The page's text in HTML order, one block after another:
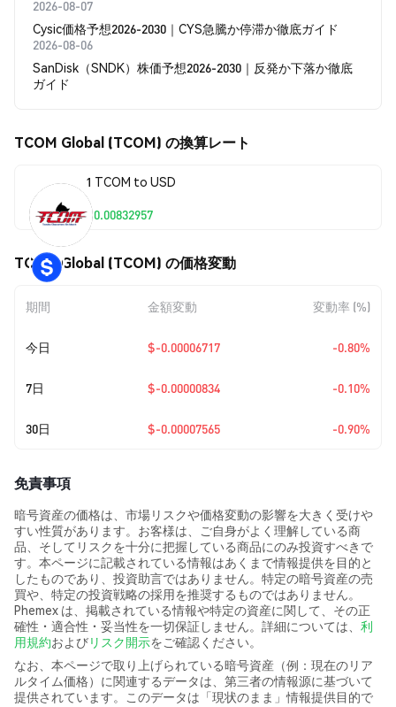
2026-08-07
Cysic価格予想2026-2030｜CYS急騰か停滞か徹底ガイド
2026-08-06
SanDisk（SNDK）株価予想2026-2030｜反発か下落か徹底
ガイド
TCOM Global (TCOM) の換算レート
1 TCOM to USD
$0.00832957
TCOM Global (TCOM) の価格変動
期間 金額変動 変動率 (%)
今日 $-0.00006717 -0.80%
7日 $-0.00000834 -0.10%
30日 $-0.00007565 -0.90%
免責事項
暗号資産の価格は、市場リスクや価格変動の影響を大きく受けや
すい性質があります。お客様は、ご自身がよく理解している商
品、そしてリスクを十分に把握している商品にのみ投資すべきで
す。本ページに記載されている情報はあくまで情報提供を目的と
したものであり、投資助言ではありません。特定の暗号資産の売
買や、特定の投資戦略の採用を推奨するものではありません。
Phemex は、掲載されている情報や特定の資産に関して、その正
確性・適合性・妥当性を一切保証しません。詳細については、 利
用規約およびリスク開示をご確認ください。
なお、本ページで取り上げられている暗号資産（例：現在のリア
ルタイム価格）に関連するデータは、第三者の情報源に基づいて
提供されています。このデータは「現状のまま」情報提供目的で